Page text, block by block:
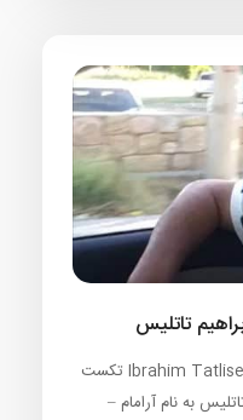
تاتلیس
متن و ترجمه آهنگ Aramam از Ibrahim Tatlises تکست
به نام آرامام –